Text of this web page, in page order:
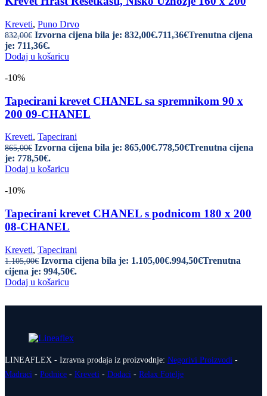
Kreveti, Puno Drvo
832,00€ Izvorna cijena bila je: 832,00€.711,36€Trenutna cijena
je: 711,36€.
Dodaj u košaricu
-10%
Tapecirani krevet CHANEL sa spremnikom 90 x
200 09-CHANEL
Kreveti, Tapecirani
865,00€ Izvorna cijena bila je: 865,00€.778,50€Trenutna cijena
je: 778,50€.
Dodaj u košaricu
-10%
Tapecirani krevet CHANEL s podnicom 180 x 200
08-CHANEL
Kreveti, Tapecirani
1.105,00€ Izvorna cijena bila je: 1.105,00€.994,50€Trenutna
cijena je: 994,50€.
Dodaj u košaricu
LINEAFLEX - Izravna prodaja iz proizvodnje: Negorivi Proizvodi -
Madraci - Podnice - Kreveti - Dodaci - Relax Fotelje